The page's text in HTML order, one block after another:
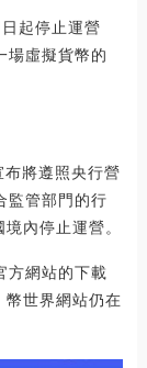
起停止運營
場虛擬貨幣的
將遵照央行營
監管部門的行
內停止運營。
方網站的下載
幣世界網站仍在